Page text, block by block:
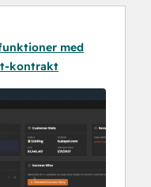
och
kundarbete.
med
kontrakt